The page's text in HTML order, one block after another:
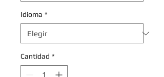
Idioma *
Cantidad *